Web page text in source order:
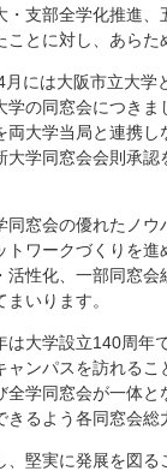
・支部全学化推進
ことに対し、あらた
には大阪市立大学
の同窓会につきま
両大学当局と連携
大学同窓会会則承
窓会の優れたノウ
トワークづくりを
活性化、一部同窓
いります。
大学設立140周年
ャンパスを訪れる
全学同窓会が一体
きるよう各同窓会総
堅実に発展を図る